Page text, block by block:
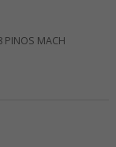
PINOS MACH